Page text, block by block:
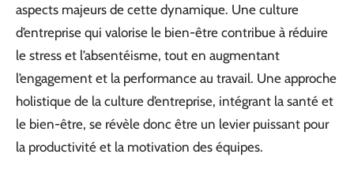
aspects majeurs de cette dynamique. Une culture
d’entreprise qui valorise le bien-être contribue à réduire
le stress et l’absentéisme, tout en augmentant
l’engagement et la performance au travail. Une approche
holistique de la culture d’entreprise, intégrant la santé et
le bien-être, se révèle donc être un levier puissant pour
la productivité et la motivation des équipes.